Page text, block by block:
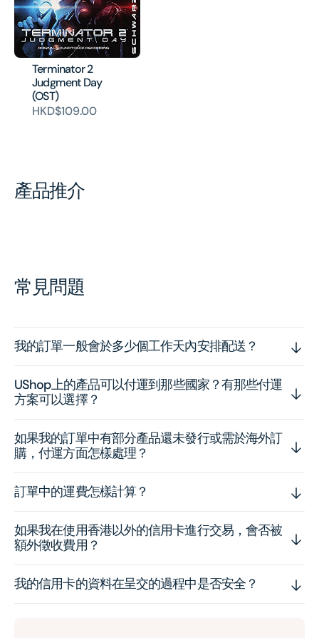
Terminator 2
Judgment Day
(OST)
HKD$109.00
產品推介
常見問題
我的訂單一般會於多少個工作天內安排配送？
UShop上的產品可以付運到那些國家？有那些付運
方案可以選擇？
如果我的訂單中有部分產品還未發行或需於海外訂
購，付運方面怎樣處理？
訂單中的運費怎樣計算？
如果我在使用香港以外的信用卡進行交易，會否被
額外徵收費用？
我的信用卡的資料在呈交的過程中是否安全？